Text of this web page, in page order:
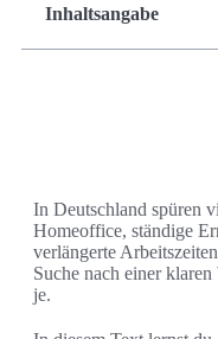
Inhaltsangabe
In Deutschland spüren
Homeoffice, ständige
verlängerte
Suche nach einer
je.